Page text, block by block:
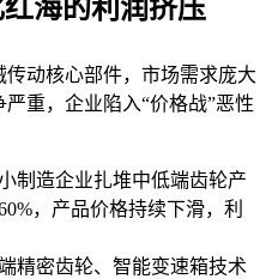
海的利润挤压
动核心部件，市场需求庞大
重，企业陷入“价格战”恶性
制造企业扎堆中低端齿轮产
，产品价格持续下滑，利
精密齿轮、智能变速箱技术